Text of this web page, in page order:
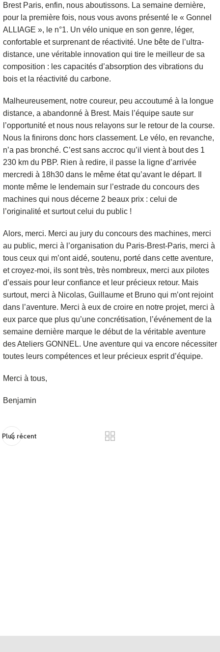
Brest Paris, enfin, nous aboutissons. La semaine dernière,
pour la première fois, nous vous avons présenté le « Gonnel
ALLIAGE », le n°1. Un vélo unique en son genre, léger,
confortable et surprenant de réactivité. Une bête de l’ultra-
distance, une véritable innovation qui tire le meilleur de sa
composition : les capacités d’absorption des vibrations du
bois et la réactivité du carbone.
Malheureusement, notre coureur, peu accoutumé à la longue
distance, a abandonné à Brest. Mais l’équipe saute sur
l’opportunité et nous nous relayons sur le retour de la course.
Nous la finirons donc hors classement. Le vélo, en revanche,
n’a pas bronché. C’est sans accroc qu’il vient à bout des 1
230 km du PBP. Rien à redire, il passe la ligne d’arrivée
mercredi à 18h30 dans le même état qu’avant le départ. Il
monte même le lendemain sur l’estrade du concours des
machines qui nous décerne 2 beaux prix : celui de
l’originalité et surtout celui du public !
Alors, merci. Merci au jury du concours des machines, merci
au public, merci à l’organisation du Paris-Brest-Paris, merci à
tous ceux qui m’ont aidé, soutenu, porté dans cette aventure,
et croyez-moi, ils sont très, très nombreux, merci aux pilotes
d’essais pour leur confiance et leur précieux retour. Mais
surtout, merci à Nicolas, Guillaume et Bruno qui m’ont rejoint
dans l’aventure. Merci à eux de croire en notre projet, merci à
eux parce que plus qu’une concrétisation, l’événement de la
semaine dernière marque le début de la véritable aventure
des Ateliers GONNEL. Une aventure qui va encore nécessiter
toutes leurs compétences et leur précieux esprit d’équipe.
Merci à tous,
Benjamin
Plus récent